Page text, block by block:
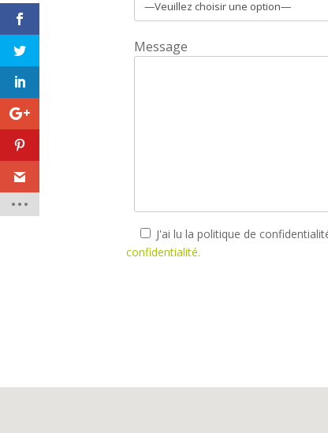
Message
J'ai lu la politique de
confidentialité.